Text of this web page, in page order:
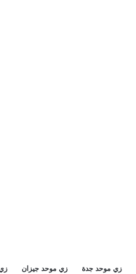
زي موحد جدة زي موحد جيزان